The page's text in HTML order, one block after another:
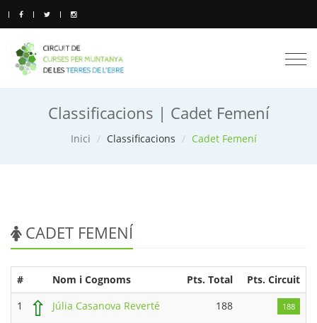
Classificacions | Cadet Femení
Inici Classificacions Cadet Femení
CADET FEMENÍ
# Nom i Cognoms Pts. Total
Pts. Circuit
1
⇧ Júlia Casanova Reverté 188 188